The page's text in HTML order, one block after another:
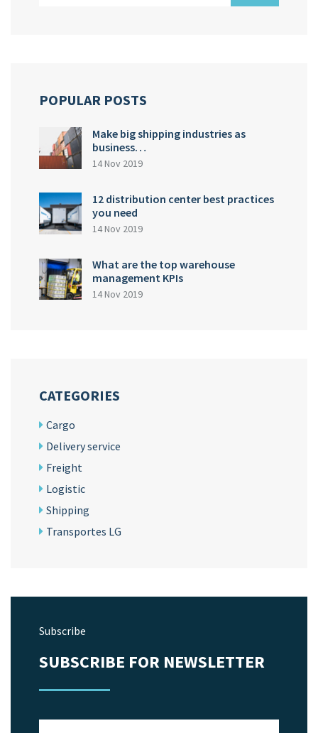
POPULAR POSTS
Make big shipping industries as
business…
14 Nov 2019
12 distribution center best practices
you need
14 Nov 2019
What are the top warehouse
management KPIs
14 Nov 2019
CATEGORIES
Cargo
Delivery service
Freight
Logistic
Shipping
Transportes LG
Subscribe
SUBSCRIBE FOR NEWSLETTER